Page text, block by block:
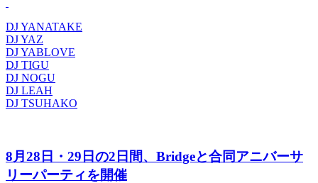
DJ YANATAKE
DJ YAZ
DJ YABLOVE
DJ TIGU
DJ NOGU
DJ LEAH
DJ TSUHAKO
8月28日・29日の2日間、Bridgeと合同アニバーサ
リーパーティを開催